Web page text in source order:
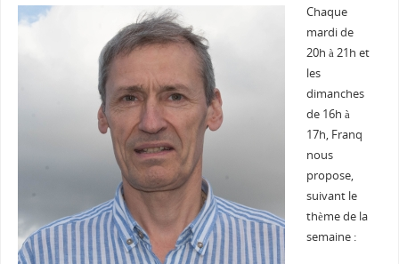
Chaque
mardi de
20h à 21h et
les
dimanches
de 16h à
17h, Franq
nous
propose,
suivant le
thème de la
semaine :